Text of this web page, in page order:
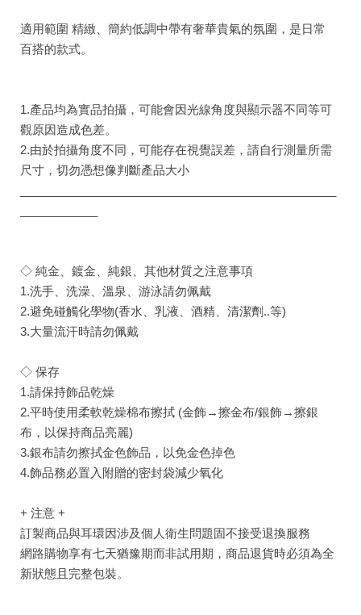
適用範圍 精緻、簡約低調中帶有奢華貴氣的氛圍，是日常
百搭的款式。
1.產品均為實品拍攝，可能會因光線角度與顯示器不同等可
觀原因造成色差。
2.由於拍攝角度不同，可能存在視覺誤差，請自行測量所需
尺寸，切勿憑想像判斷產品大小
◇ 純金、鍍金、純銀、其他材質之注意事項
1.洗手、洗澡、溫泉、游泳請勿佩戴
2.避免碰觸化學物(香水、乳液、酒精、清潔劑..等)
3.大量流汗時請勿佩戴
◇ 保存
1.請保持飾品乾燥
2.平時使用柔軟乾燥棉布擦拭 (金飾→擦金布/銀飾→擦銀
布，以保持商品亮麗)
3.銀布請勿擦拭金色飾品，以免金色掉色
4.飾品務必置入附贈的密封袋減少氧化
+ 注意 +
訂製商品與耳環因涉及個人衛生問題固不接受退換服務
網路購物享有七天猶豫期而非試用期，商品退貨時必須為全
新狀態且完整包裝。